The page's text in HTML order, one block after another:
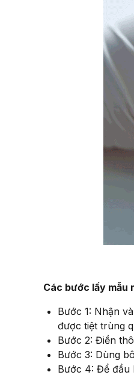
Các bước lấy mẫu
Bước 1: Nhận
được tiệt trùng
Bước 2: Điền
Bước 3: Dùng
Bước 4: Để đầu